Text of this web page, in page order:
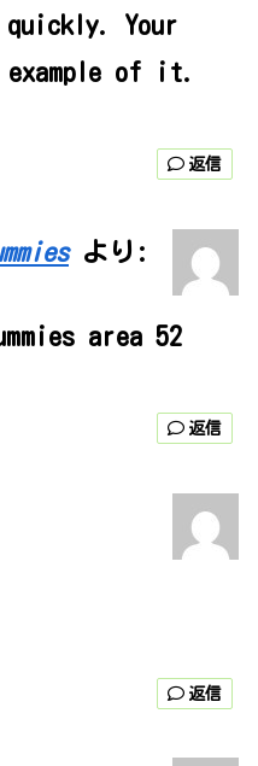
Your
of it.
返信
より:
area 52
返信
返信